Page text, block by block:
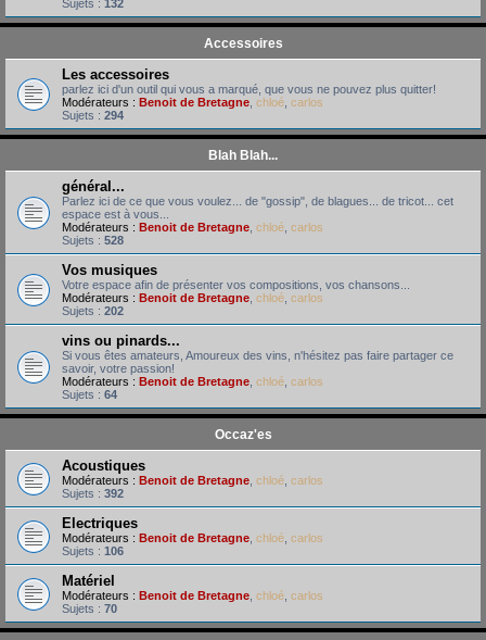
Sujets : 132
Accessoires
Les accessoires
parlez ici d'un outil qui vous a marqué, que vous ne pouvez plus quitter!
Modérateurs : Benoit de Bretagne chloé carlos
Sujets : 294
Blah Blah...
général...
Parlez ici de ce que vous voulez... de "gossip", de blagues... de tricot... cet
espace est à vous...
Modérateurs : Benoit de Bretagne chloé carlos
Sujets : 528
Vos musiques
Votre espace afin de présenter vos compositions, vos chansons...
Modérateurs : Benoit de Bretagne chloé carlos
Sujets : 202
vins ou pinards...
Si vous êtes amateurs, Amoureux des vins, n'hésitez pas faire partager ce
savoir, votre passion!
Modérateurs : Benoit de Bretagne chloé carlos
Sujets : 64
Occaz'es
Acoustiques
Modérateurs : Benoit de Bretagne chloé carlos
Sujets : 392
Electriques
Modérateurs : Benoit de Bretagne chloé carlos
Sujets : 106
Matériel
Modérateurs : Benoit de Bretagne chloé carlos
Sujets : 70